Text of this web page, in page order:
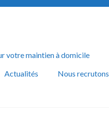
votre maintien à domicile
Actualités Nous recrutons